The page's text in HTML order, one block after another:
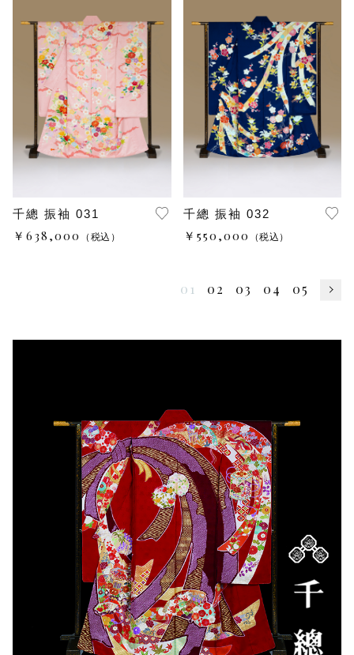
千總 振袖 031
￥638,000 （税込）
千總 振袖 032
￥550,000 （税込）
01 02 03 04 05